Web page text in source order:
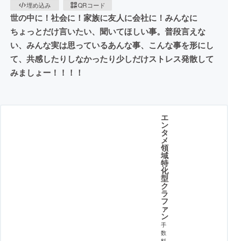
埋め込み
QRコード
世の中に！社会に！家族に友人に会社に！みんなに
ちょっとだけ言いたい、聞いてほしい事。普段言えな
い、みんな実は思っているあんな事、こんな事を形にし
て、共感したりしなかったり少しだけストレス発散して
みましょー！！！！
エ
ン
タ
メ
領
域
特
化
型
ク
ラ
フ
ァ
ン
手
数